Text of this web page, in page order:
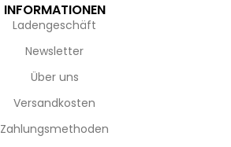
INFORMATIONEN
Ladengeschäft
Newsletter
Über uns
Versandkosten
Zahlungsmethoden